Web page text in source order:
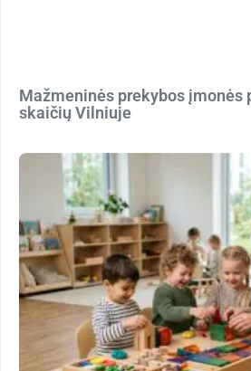
Mažmeninės prekybos įmonės
skaičių Vilniuje